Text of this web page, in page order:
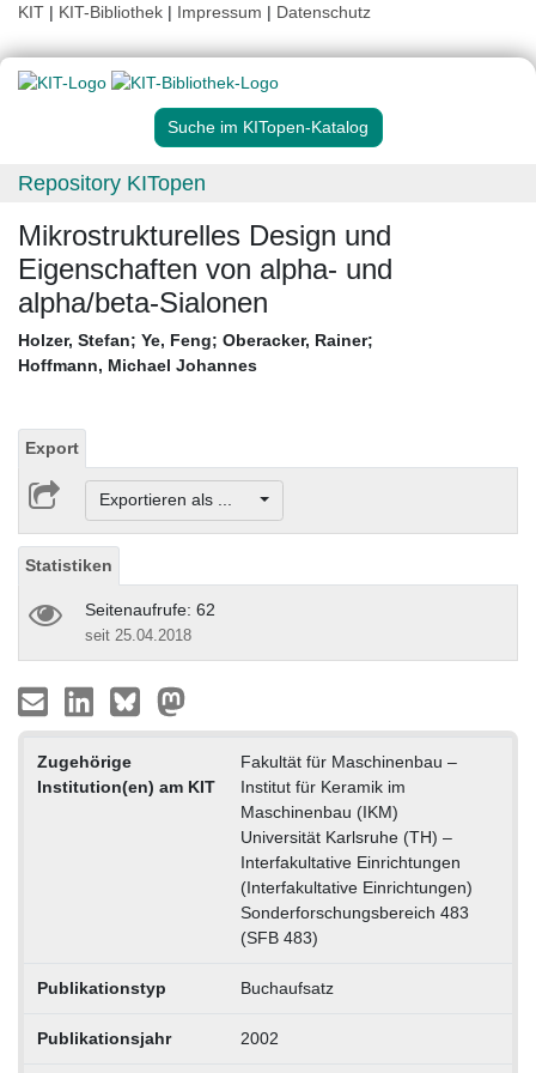
KIT | KIT-Bibliothek | Impressum | Datenschutz
Suche im KITopen-Katalog
Repository KITopen
Mikrostrukturelles Design und
Eigenschaften von alpha- und
alpha/beta-Sialonen
Holzer, Stefan; Ye, Feng; Oberacker, Rainer;
Hoffmann, Michael Johannes
Export
Exportieren als ...
Statistiken
Seitenaufrufe: 62
seit 25.04.2018
Zugehörige
Institution(en) am KIT
Fakultät für Maschinenbau –
Institut für Keramik im
Maschinenbau (IKM)
Universität Karlsruhe (TH) –
Interfakultative Einrichtungen
(Interfakultative Einrichtungen)
Sonderforschungsbereich 483
(SFB 483)
Publikationstyp Buchaufsatz
Publikationsjahr 2002